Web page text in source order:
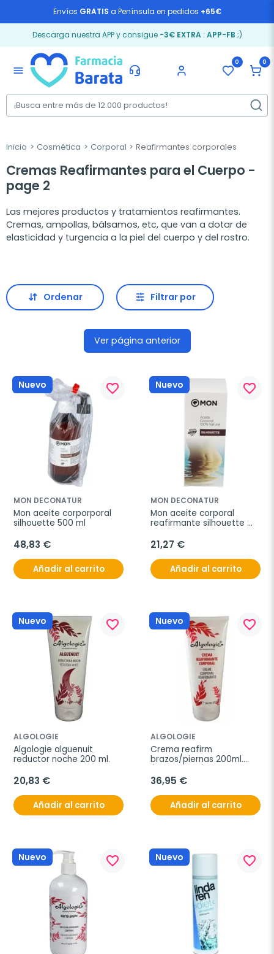
Envíos GRATIS a Península en pedidos +65€
Descarga nuestra APP y consigue -3€ EXTRA: APP-FB ;)
menu
0 0
Inicio Cosmética Corporal Reafirmantes corporales
Cremas Reafirmantes para el Cuerpo -
page 2
Las mejores productos y tratamientos reafirmantes.
Cremas, ampollas, bálsamos, etc, que van a dotar de
elasticidad y turgencia a la piel del cuerpo y del rostro.
Ordenar Filtrar por
Ver página anterior
Nuevo favorite_border
MON DECONATUR
Mon aceite corporporal
silhouette 500 ml
48,83 €
Añadir al carrito
Nuevo favorite_border
MON DECONATUR
Mon aceite corporal
reafirmante silhouette
21,27 €
Añadir al carrito
Nuevo favorite_border
ALGOLOGIE
Algologie alguenuit
reductor noche 200 ml.
20,83 €
Añadir al carrito
Nuevo favorite_border
ALGOLOGIE
Crema reafirm
brazos/piernas 200ml.
36,95 €
Añadir al carrito
Nuevo favorite_border Nuevo favorite_border